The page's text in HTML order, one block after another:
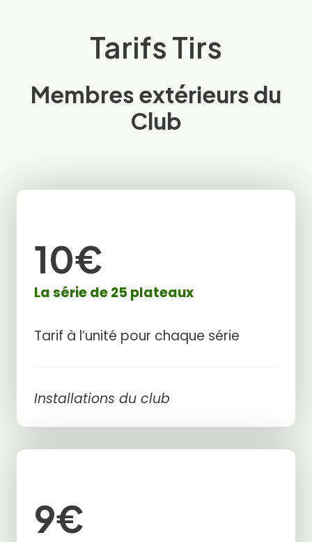
Tarifs Tirs
Membres extérieurs du
Club
10€
La série de 25 plateaux
Tarif à l’unité pour chaque série
Installations du club
9€